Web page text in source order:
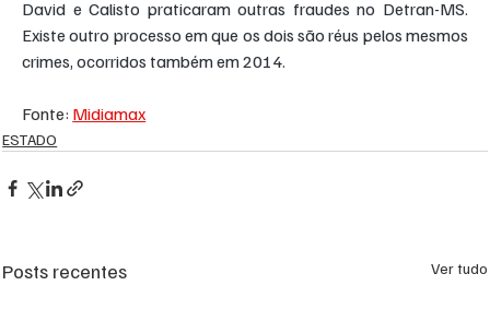
David e Calisto praticaram outras fraudes no Detran-MS.
Existe outro processo em que os dois são réus pelos mesmos
crimes, ocorridos também em 2014.
Fonte: Midiamax
ESTADO
Posts recentes Ver tudo